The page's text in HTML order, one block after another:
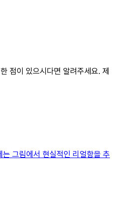
점이 있으시다면 알려주세요. 제
그림에서 현실적인 리얼함을 추